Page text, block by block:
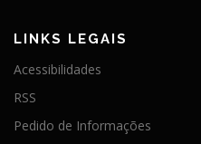
LINKS LEGAIS
Acessibilidades
RSS
Pedido de Informações